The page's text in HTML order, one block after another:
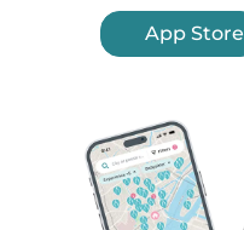
App Store